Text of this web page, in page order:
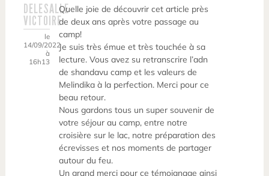
DELESALLE
VICTOIRE
le
14/09/2022
à
16h13
Quelle joie de découvrir cet article près
de deux ans après votre passage au
camp!
Je suis très émue et très touchée à sa
lecture. Vous avez su retranscrire l’adn
de shandavu camp et les valeurs de
Melindika à la perfection. Merci pour ce
beau retour.
Nous gardons tous un super souvenir de
votre séjour au camp, entre notre
croisière sur le lac, notre préparation des
écrevisses et nos moments de partager
autour du feu.
Un grand merci pour ce témoignage ainsi